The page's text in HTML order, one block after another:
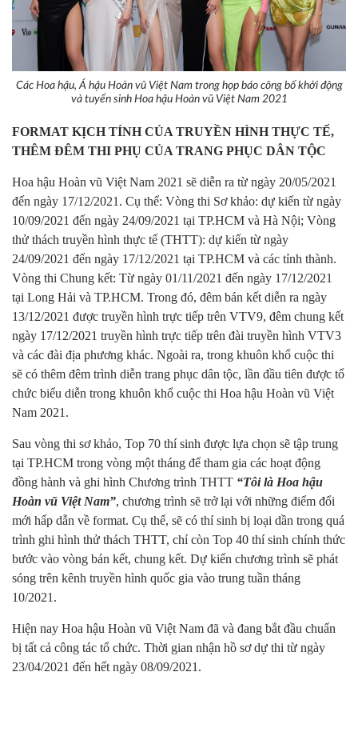
Các Hoa hậu, Á hậu Hoàn vũ Việt Nam trong họp báo công bố khởi động
và tuyển sinh Hoa hậu Hoàn vũ Việt Nam 2021
FORMAT KỊCH TÍNH CỦA TRUYỀN HÌNH THỰC TẾ,
THÊM ĐÊM THI PHỤ CỦA TRANG PHỤC DÂN TỘC
Hoa hậu Hoàn vũ Việt Nam 2021 sẽ diễn ra từ ngày 20/05/2021
đến ngày 17/12/2021. Cụ thể: Vòng thi Sơ khảo: dự kiến từ ngày
10/09/2021 đến ngày 24/09/2021 tại TP.HCM và Hà Nội; Vòng
thử thách truyền hình thực tế (THTT): dự kiến từ ngày
24/09/2021 đến ngày 17/12/2021 tại TP.HCM và các tỉnh thành.​
Vòng thi Chung kết: Từ ngày 01/11/2021 đến ngày 17/12/2021
tại Long Hải và TP.HCM. Trong đó, đêm bán kết diễn ra ngày
13/12/2021 được truyền hình trực tiếp trên VTV9, đêm chung kết
ngày 17/12/2021 truyền hình trực tiếp trên đài truyền hình VTV3
và các đài địa phương khác. Ngoài ra, trong khuôn khổ cuộc thi
sẽ có thêm đêm trình diễn trang phục dân tộc, lần đầu tiên được tổ
chức biểu diễn trong khuôn khổ cuộc thi Hoa hậu Hoàn vũ Việt
Nam 2021.
Sau vòng thi sơ khảo, Top 70 thí sinh được lựa chọn sẽ tập trung
tại TP.HCM trong vòng một tháng để tham gia các hoạt động
đồng hành và ghi hình Chương trình THTT “Tôi là Hoa hậu
Hoàn vũ Việt Nam”, chương trình sẽ trở lại với những điểm đổi
mới hấp dẫn về format. Cụ thể, sẽ có thí sinh bị loại dần trong quá
trình ghi hình thử thách THTT, chỉ còn Top 40 thí sinh chính thức
bước vào vòng bán kết, chung kết. Dự kiến chương trình sẽ phát
sóng trên kênh truyền hình quốc gia vào trung tuần tháng
10/2021.
Hiện nay Hoa hậu Hoàn vũ Việt Nam đã và đang bắt đầu chuẩn
bị tất cả công tác tổ chức. Thời gian nhận hồ sơ dự thi từ ngày
23/04/2021 đến hết ngày 08/09/2021.